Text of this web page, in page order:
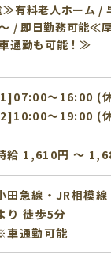
有料老人ホーム /
/ 即日勤務可能≪
通勤も可能！≫
〜16:00 (
〜19:00 (
給 1,610円 〜
田急線・JR相模線
り 徒歩5分
車通勤可能